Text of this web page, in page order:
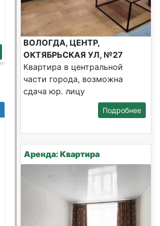
ВОЛОГДА, ЦЕНТР,
ОКТЯБРЬСКАЯ УЛ, №27
Квартира в центральной
части города, возможна
сдача юр. лицу
Подробнее
Аренда: Квартира